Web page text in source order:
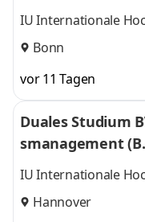
l
IU Internationale
Bonn
vor 11 Tagen
Duales Studium
smanagement
l
IU Internationale
Hannover